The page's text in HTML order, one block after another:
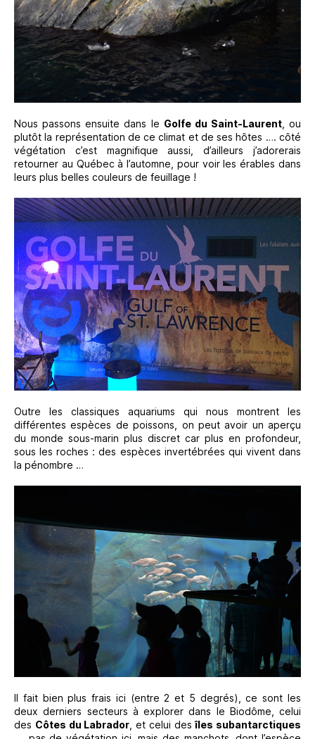
Nous passons ensuite dans le Golfe du Saint-Laurent, ou
plutôt la représentation de ce climat et de ses hôtes …. côté
végétation c’est magnifique aussi, d’ailleurs j’adorerais
retourner au Québec à l’automne, pour voir les érables dans
leurs plus belles couleurs de feuillage !
Outre les classiques aquariums qui nous montrent les
différentes espèces de poissons, on peut avoir un aperçu
du monde sous-marin plus discret car plus en profondeur,
sous les roches : des espèces invertébrées qui vivent dans
la pénombre …
Il fait bien plus frais ici (entre 2 et 5 degrés), ce sont les
deux derniers secteurs à explorer dans le Biodôme, celui
des Côtes du Labrador , et celui desîles subantarctiques